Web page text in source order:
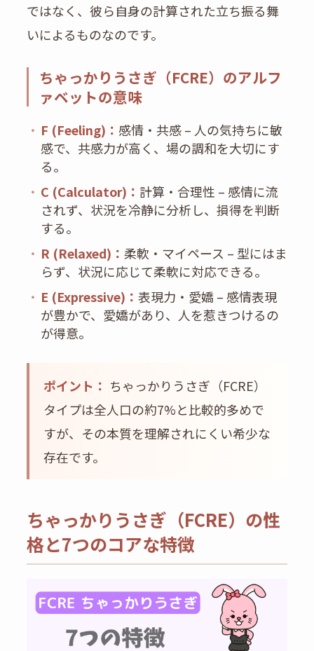
ではなく、彼ら自身の計算された立ち振る舞
いによるものなのです。
ちゃっかりうさぎ（FCRE）のアルフ
ァベットの意味
・ F (Feeling)： 感情・共感 – 人の気持ちに敏
感で、共感力が高く、場の調和を大切にす
る。
・ C (Calculator)： 計算・合理性 – 感情に流
されず、状況を冷静に分析し、損得を判断
する。
・ R (Relaxed)： 柔軟・マイペース – 型にはま
らず、状況に応じて柔軟に対応できる。
・ E (Expressive)： 表現力・愛嬌 – 感情表現
が豊かで、愛嬌があり、人を惹きつけるの
が得意。
ポイント： ちゃっかりうさぎ（FCRE）
タイプは全人口の約7%と比較的多めで
すが、その本質を理解されにくい希少な
存在です。
ちゃっかりうさぎ（FCRE）の性
格と7つのコアな特徴